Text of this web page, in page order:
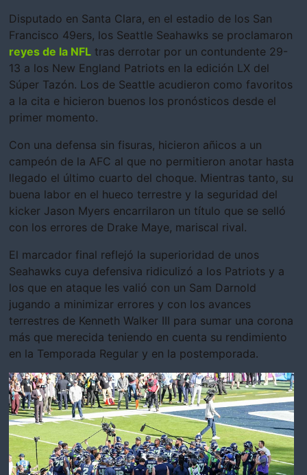
Disputado en Santa Clara, en el estadio de los San
Francisco 49ers, los Seattle Seahawks se proclamaron
reyes de la NFL tras derrotar por un contundente 29-
13 a los New England Patriots en la edición LX del
Súper Tazón. Los de Seattle acudieron como favoritos
a la cita e hicieron buenos los pronósticos desde el
primer momento.
Con una defensa sin fisuras, hicieron añicos a un
campeón de la AFC al que no permitieron anotar hasta
llegado el último cuarto del choque. Mientras tanto, su
buena labor en el hueco terrestre y la seguridad del
kicker Jason Myers encarrilaron un título que se selló
con los errores de Drake Maye, mariscal rival.
El marcador final reflejó la superioridad de unos
Seahawks cuya defensiva ridiculizó a los Patriots y a
los que en ataque les valió con un Sam Darnold
jugando a minimizar errores y con los avances
terrestres de Kenneth Walker III para sumar una corona
más que merecida teniendo en cuenta su rendimiento
en la Temporada Regular y en la postemporada.